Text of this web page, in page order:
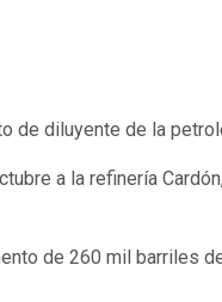
de diluyente de la
a la refinería
de 260 mil barriles